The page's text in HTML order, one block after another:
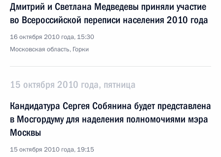
Дмитрий и Светлана Медведевы приняли участие
во Всероссийской переписи населения 2010 года
16 октября 2010 года, 15:30
Московская область, Горки
15 октября 2010 года, пятница
Кандидатура Сергея Собянина будет представлена
в Мосгордуму для наделения полномочиями мэра
Москвы
15 октября 2010 года, 19:15